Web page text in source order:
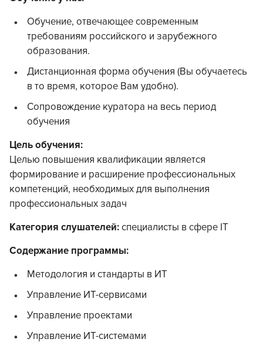
Обучение, отвечающее современным
требованиям российского и зарубежного
образования.
Дистанционная форма обучения (Вы обучаетесь
в то время, которое Вам удобно).
Сопровождение куратора на весь период
обучения
Цель обучения:
Целью повышения квалификации является
формирование и расширение профессиональных
компетенций, необходимых для выполнения
профессиональных задач
Категория слушателей: специалисты в сфере IT
Содержание программы:
Методология и стандарты в ИТ
Управление ИТ-сервисами
Управление проектами
Управление ИТ-системами